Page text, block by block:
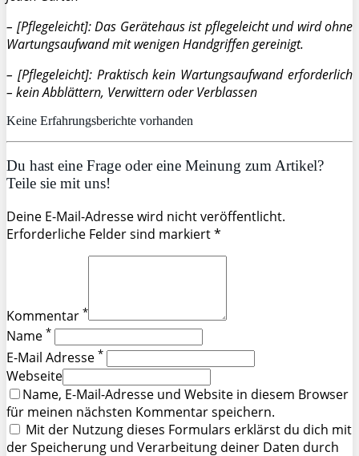
– [Pflegeleicht]: Das Gerätehaus ist pflegeleicht und wird ohne
Wartungsaufwand mit wenigen Handgriffen gereinigt.
– [Pflegeleicht]: Praktisch kein Wartungsaufwand erforderlich
– kein Abblättern, Verwittern oder Verblassen
Keine Erfahrungsberichte vorhanden
Du hast eine Frage oder eine Meinung zum Artikel?
Teile sie mit uns!
Deine E-Mail-Adresse wird nicht veröffentlicht.
Erforderliche Felder sind markiert *
Kommentar *
Name *
E-Mail Adresse *
Webseite
Name, E-Mail-Adresse und Website in diesem Browser
für meinen nächsten Kommentar speichern.
Mit der Nutzung dieses Formulars erklärst du dich mit
der Speicherung und Verarbeitung deiner Daten durch